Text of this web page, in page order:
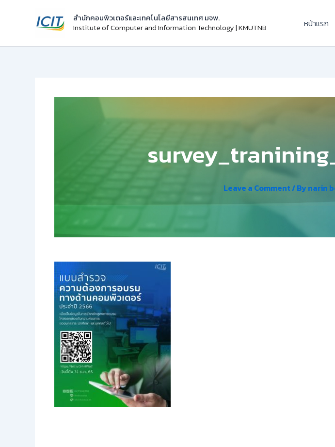
สำนักคอมพิวเตอร์และเทคโนโลยีสารสนเทศ มจพ.
Institute of Computer and Information Technology | KMUTNB
หน้าแรก
Leave a Comment/ Bynarin